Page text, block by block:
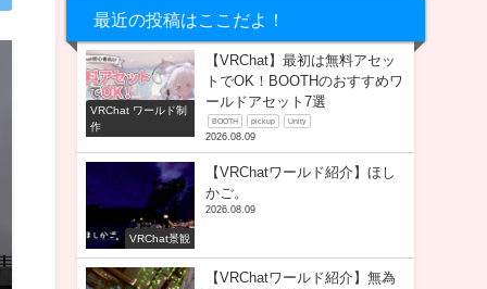
最近の投稿はここだよ！
VRChat ワールド制
作
【VRChat】最初は無料アセッ
トでOK！BOOTHのおすすめワ
ールドアセット7選
BOOTH pickup Unity
2026.08.09
VRChat景観
【VRChatワールド紹介】ほし
かご。
2026.08.09
【VRChatワールド紹介】無為